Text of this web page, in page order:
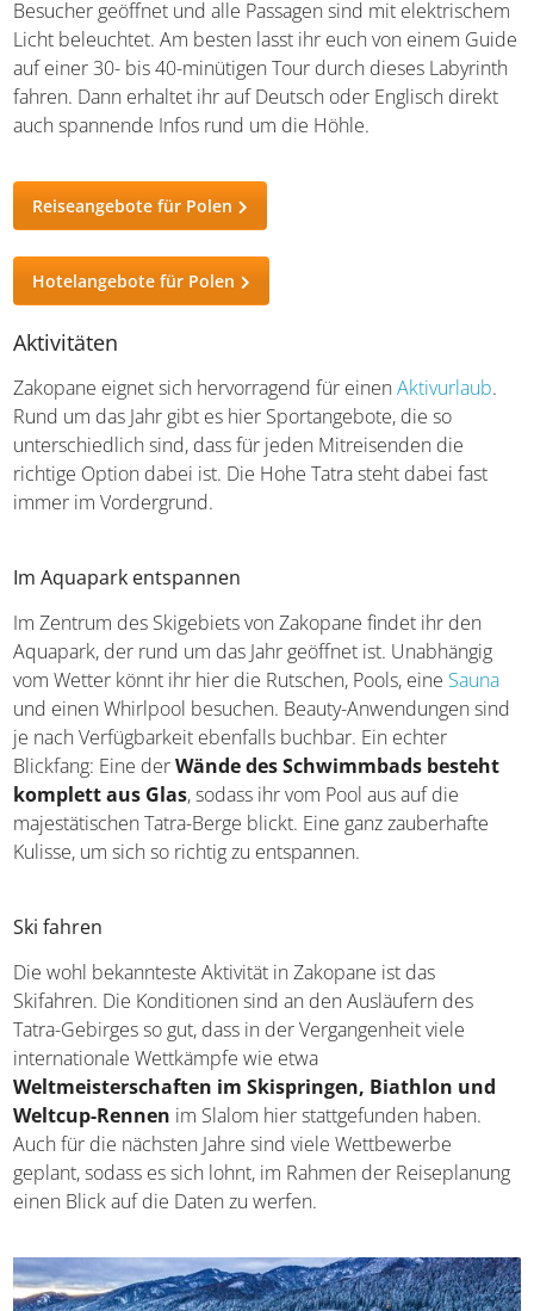
Besucher geöffnet und alle Passagen sind mit elektrischem
Licht beleuchtet. Am besten lasst ihr euch von einem Guide
auf einer 30- bis 40-minütigen Tour durch dieses Labyrinth
fahren. Dann erhaltet ihr auf Deutsch oder Englisch direkt
auch spannende Infos rund um die Höhle.
Reiseangebote für Polen
Hotelangebote für Polen
Aktivitäten
Zakopane eignet sich hervorragend für einenAktivurlaub.
Rund um das Jahr gibt es hier Sportangebote, die so
unterschiedlich sind, dass für jeden Mitreisenden die
richtige Option dabei ist. Die Hohe Tatra steht dabei fast
immer im Vordergrund.
Im Aquapark entspannen
Im Zentrum des Skigebiets von Zakopane findet ihr den
Aquapark, der rund um das Jahr geöffnet ist. Unabhängig
vom Wetter könnt ihr hier die Rutschen, Pools, eine Sauna
und einen Whirlpool besuchen. Beauty-Anwendungen sind
je nach Verfügbarkeit ebenfalls buchbar. Ein echter
Blickfang: Eine derWände des Schwimmbads besteht
komplett aus Glas, sodass ihr vom Pool aus auf die
majestätischen Tatra-Berge blickt. Eine ganz zauberhafte
Kulisse, um sich so richtig zu entspannen.
Ski fahren
Die wohl bekannteste Aktivität in Zakopane ist das
Skifahren. Die Konditionen sind an den Ausläufern des
Tatra-Gebirges so gut, dass in der Vergangenheit viele
internationale Wettkämpfe wie etwa
Weltmeisterschaften im Skispringen, Biathlon und
Weltcup-Rennen im Slalom hier stattgefunden haben.
Auch für die nächsten Jahre sind viele Wettbewerbe
geplant, sodass es sich lohnt, im Rahmen der Reiseplanung
einen Blick auf die Daten zu werfen.